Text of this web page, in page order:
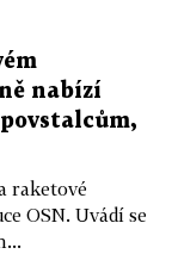
nabízí
raketové
OSN. Uvádí se